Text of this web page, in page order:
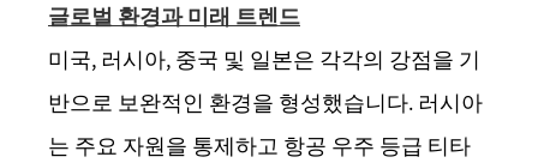
글로벌 환경과 미래 트렌드
미국, 러시아, 중국 및 일본은 각각의 강점을 기
반으로 보완적인 환경을 형성했습니다. 러시아
는 주요 자원을 통제하고 항공 우주 등급 티타